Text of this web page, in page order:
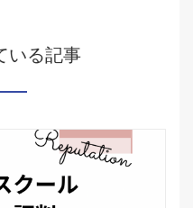
いる記事